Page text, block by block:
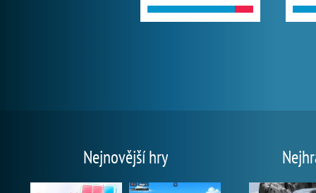
Nejnovější hry